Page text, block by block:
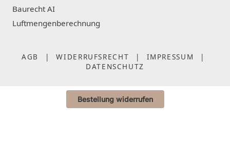
Baurecht AI
Luftmengenberechnung
AGB | WIDERRUFSRECHT | IMPRESSUM
|
DATENSCHUTZ
Bestellung widerrufen